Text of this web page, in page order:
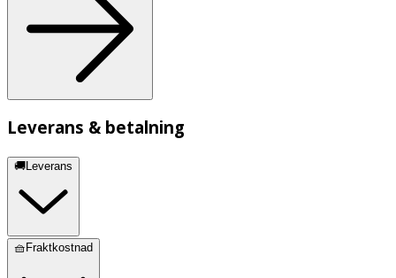
Leverans & betalning
🚚Leverans
🧺Fraktkostnad